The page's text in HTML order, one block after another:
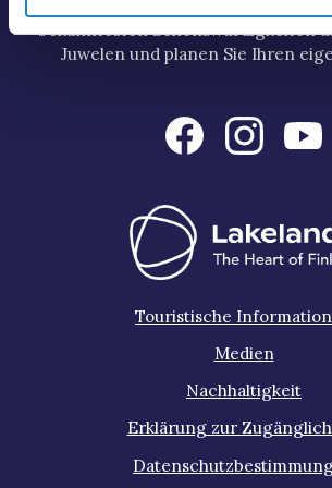
bekanntesten Sehenswürdigkeiten
Juwelen und planen Sie Ihren
Touristische
Medien
Nachhaltigkeit
Erklärung zur